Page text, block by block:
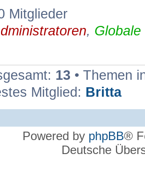
Mitglieder
,
13 • Themen
Mitglied: Britta
Powered by phpBB®
Deutsche